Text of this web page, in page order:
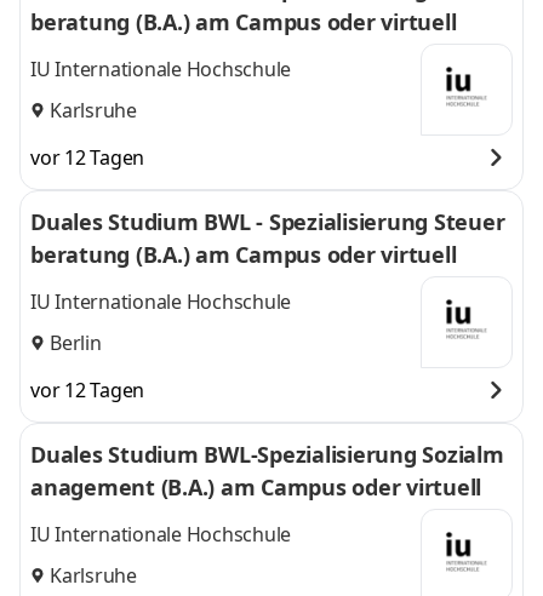
beratung (B.A.) am Campus oder virtuell
IU Internationale Hochschule
Karlsruhe
vor 12 Tagen
Duales Studium BWL - Spezialisierung Steuer
beratung (B.A.) am Campus oder virtuell
IU Internationale Hochschule
Berlin
vor 12 Tagen
Duales Studium BWL-Spezialisierung Sozialm
anagement (B.A.) am Campus oder virtuell
IU Internationale Hochschule
Karlsruhe